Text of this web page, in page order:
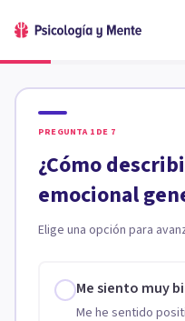
PREGUNTA 1 DE 7
¿Cómo
emocional
Elige una opción para
Me siento muy
Me he sentido